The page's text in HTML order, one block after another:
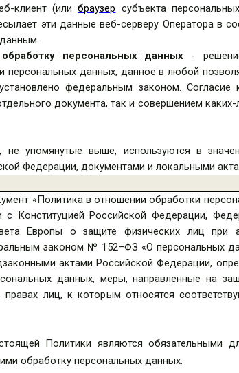
клиент (илибраузер субъекта
эти данные веб-серверу Оператора в
персональных данных-
персональных данных, данное в любой
федеральным законом.
документа, так и совершением
не упомянутые выше, используются в
Федерации, документами и локальными
«Политика в отношении обработки
с Конституцией Российской Федерации,
Европы о защите физических лиц при
законом № 152–ФЗ «О персональных
актами Российской Федерации,
данных, меры, направленные на
лиц, к которым относятся
Политики являются обязательными
обработку персональных данных.